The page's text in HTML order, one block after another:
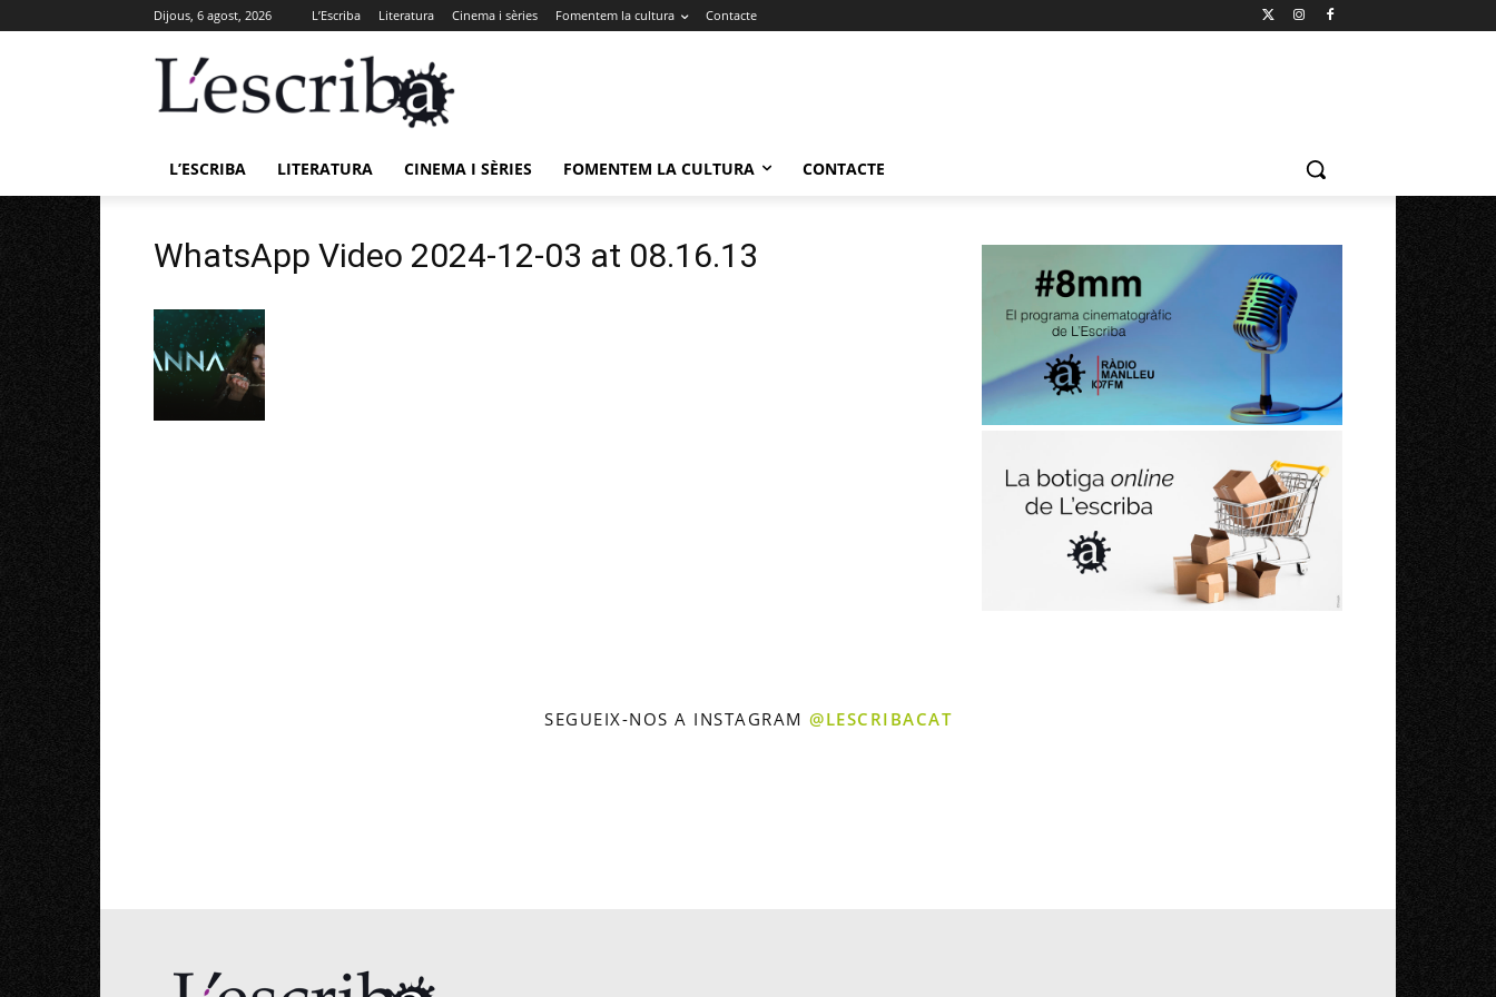
Dijous, 6 agost, 2026 L’Escriba Literatura Cinema i sèries Fomentem la cultura Contacte
L’ESCRIBA LITERATURA CINEMA I SÈRIES FOMENTEM LA CULTURA CONTACTE
WhatsApp Video 2024-12-03 at 08.16.13
SEGUEIX-NOS A INSTAGRAM @LESCRIBACAT